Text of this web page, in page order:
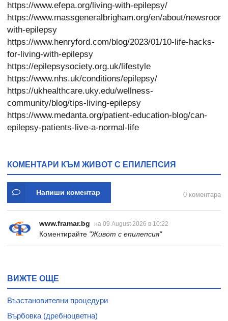
https://www.efepa.org/living-with-epilepsy/
https://www.massgeneralbrigham.org/en/about/
with-epilepsy
https://www.henryford.com/blog/2023/01/10-life-hacks-
for-living-with-epilepsy
https://epilepsysociety.org.uk/lifestyle
https://www.nhs.uk/conditions/epilepsy/
https://ukhealthcare.uky.edu/wellness-
community/blog/tips-living-epilepsy
https://www.medanta.org/patient-education-blog/can-
epilepsy-patients-live-a-normal-life
КОМЕНТАРИ КЪМ ЖИВОТ С ЕПИЛЕПСИЯ
Напиши коментар 0 коментара
www.framar.bg на 09 August 2026 в 10:22
Коментирайте "Живот с епилепсия"
ВИЖТЕ ОЩЕ
Възстановителни процедури
Върбовка (дребноцветна)